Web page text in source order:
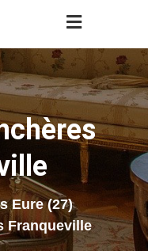
Eure (27)
Franqueville